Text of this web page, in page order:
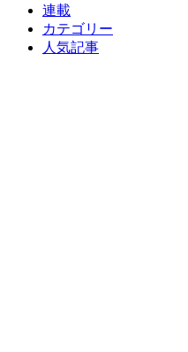
連載
カテゴリー
人気記事